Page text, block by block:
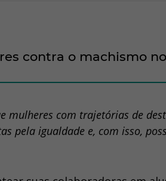
contra o machismo no
mulheres com trajetórias de
pela igualdade e, com isso,